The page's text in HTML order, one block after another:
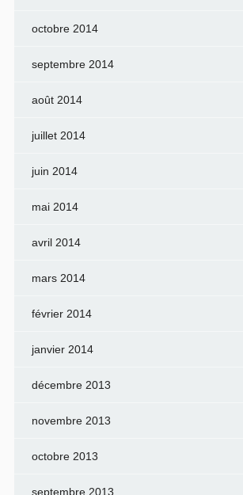
octobre 2014
septembre 2014
août 2014
juillet 2014
juin 2014
mai 2014
avril 2014
mars 2014
février 2014
janvier 2014
décembre 2013
novembre 2013
octobre 2013
septembre 2013